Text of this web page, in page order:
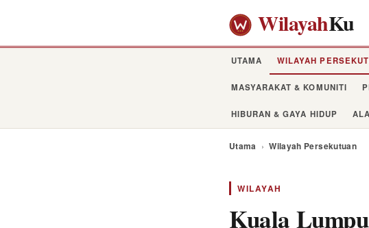
WilayahKu
UTAMA WILAYAH
MASYARAKAT & KOMUNITI
HIBURAN & GAYA HIDUP
Utama › Wilayah Persekutuan
WILAYAH
Kuala